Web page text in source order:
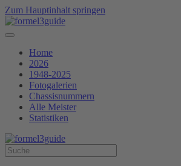
Zum Hauptinhalt springen
Home
2026
1948-2025
Fotogalerien
Chassisnummern
Alle Meister
Statistiken